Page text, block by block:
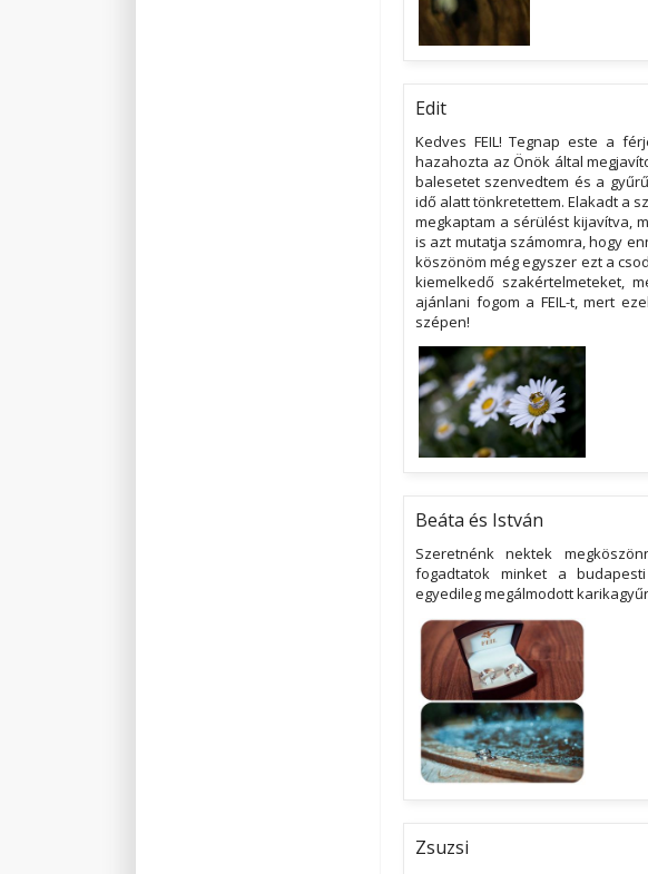
Edit
Kedves FEIL! Tegnap este a
hazahozta az Önök által
balesetet szenvedtem és a
idő alatt tönkretettem. Elakadt a
megkaptam a sérülést kijavítva,
is azt mutatja számomra, hogy
köszönöm még egyszer ezt a
kiemelkedő szakértelmeteket,
ajánlani fogom a FEIL-t, mert
szépen!
Beáta és István
Szeretnénk nektek
fogadtatok minket a
egyedileg megálmodott
Zsuzsi